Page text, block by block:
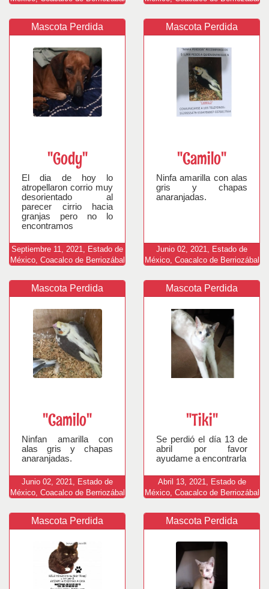
Mascota Perdida
"Gody"
El dia de hoy lo
atropellaron corrio muy
desorientado al
parecer cirrio hacia
granjas pero no lo
encontramos
Septiembre 11, 2021, Estado de
México, Coacalco de Berriozábal
Mascota Perdida
"Camilo"
Ninfa amarilla con alas
gris y chapas
anaranjadas.
Junio 02, 2021, Estado de
México, Coacalco de Berriozábal
Mascota Perdida
"Camilo"
Ninfan amarilla con
alas gris y chapas
anaranjadas.
Junio 02, 2021, Estado de
México, Coacalco de Berriozábal
Mascota Perdida
"Tiki"
Se perdió el día 13 de
abril por favor
ayudame a encontrarla
Abril 13, 2021, Estado de
México, Coacalco de Berriozábal
Mascota Perdida Mascota Perdida